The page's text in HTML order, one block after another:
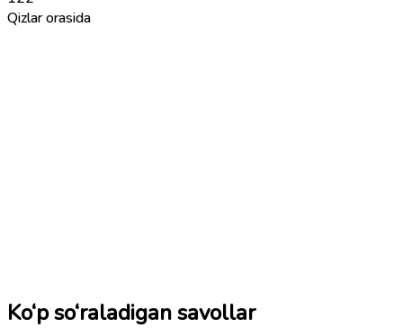
Qizlar orasida
Ko‘p so‘raladigan savollar